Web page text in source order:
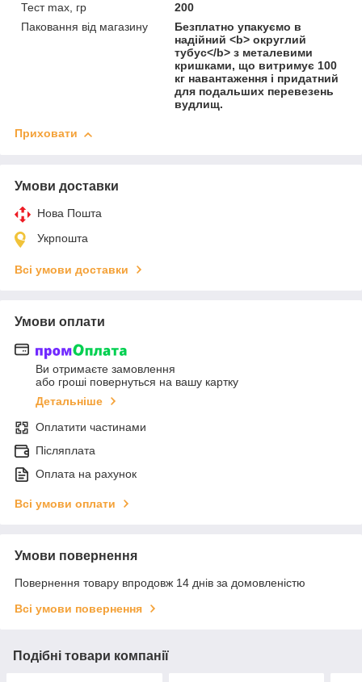
Тест max, гр
200
Паковання від магазину
Безплатно упакуємо в
надійний <b> округлий
тубус</b> з металевими
кришками, що витримує 100
кг навантаження і придатний
для подальших перевезень
вудлищ.
Приховати
Умови доставки
Нова Пошта
Укрпошта
Всі умови доставки
Умови оплати
Ви отримаєте замовлення
або гроші повернуться на вашу картку
Детальніше
Оплатити частинами
Післяплата
Оплата на рахунок
Всі умови оплати
Умови повернення
Повернення товару впродовж 14 днів за домовленістю
Всі умови повернення
Подібні товари компанії